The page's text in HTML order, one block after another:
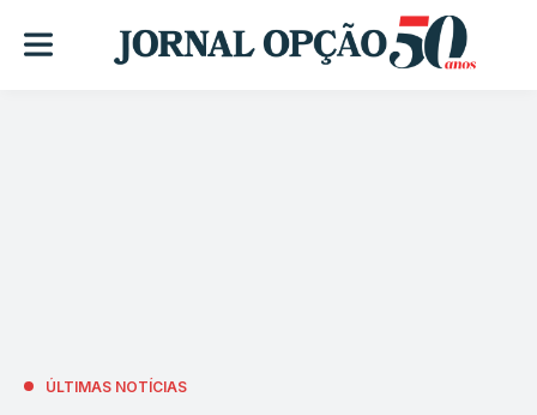
ÚLTIMAS NOTÍCIAS